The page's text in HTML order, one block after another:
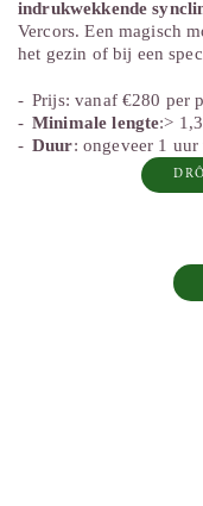
indrukwekkende
Vercors. Een magisch
het gezin of bij een
Prijs: vanaf €280 per
Minimale lengte:>
Duur: ongeveer 1